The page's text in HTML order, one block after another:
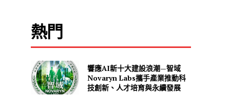
熱門
響應AI新十大建設浪潮—智域
Novaryn Labs攜手產業推動科
技創新、人才培育與永續發展